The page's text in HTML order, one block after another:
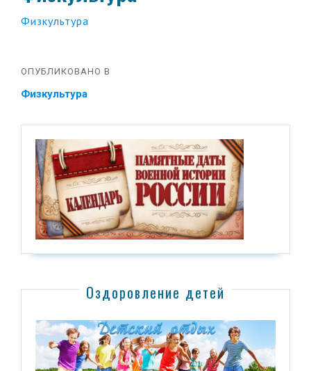
Физкультура
ОПУБЛИКОВАНО В
Физкультура
Оздоровление детей